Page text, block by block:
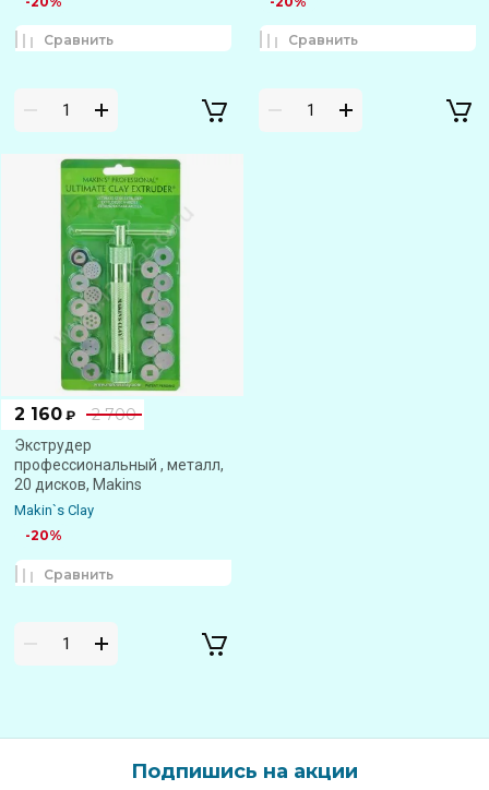
Сравнить Сравнить
2 700
2 160 ₽
Экструдер
профессиональный , металл,
20 дисков, Makins
Makin`s Clay
-20%
Сравнить
Подпишись на акции